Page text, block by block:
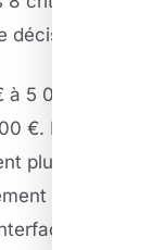
5 000 €.
€. L'e-
plus cher
sécurisé,
de